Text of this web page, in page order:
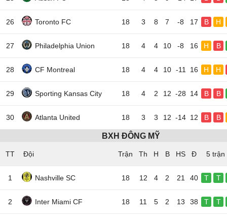
26 Toronto FC 18 3 8 7 -8 17 B H
27 Philadelphia Union 18 4 4 10 -8 16 H B
28 CF Montreal 18 4 4 10 -11 16 H H
29 Sporting Kansas City 18 4 2 12 -28 14 B B
30 Atlanta United 18 3 3 12 -14 12 B B
BXH ĐÔNG MỸ
TT Đội 5 trận
1 Nashville SC 18 12 4 2 21 40 T T
2 Inter Miami CF 18 11 5 2 13 38 T T